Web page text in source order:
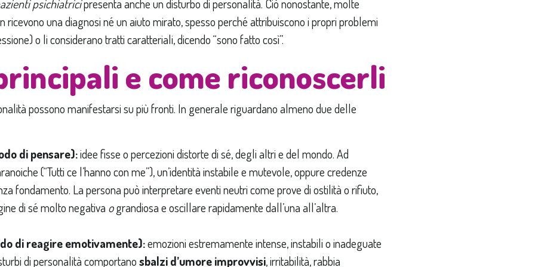
psichiatricipresenta anche un disturbo di personalità. Ciò nonostante, molte
ricevono una diagnosi né un aiuto mirato, spesso perché attribuiscono i propri problemi
o li considerano tratti caratteriali, dicendo “sono fatto così”.
e come riconoscerli
possono manifestarsi su più fronti. In generale riguardano almeno due delle
di pensare):idee fisse o percezioni distorte di sé, degli altri e del mondo. Ad
(“Tutti ce l’hanno con me”), un’identità instabile e mutevole, oppure credenze
fondamento. La persona può interpretare eventi neutri come prove di ostilità o rifiuto,
di sé molto negativa ograndiosa e oscillare rapidamente dall’una all’altra.
di reagire emotivamente):emozioni estremamente intense, instabili o inadeguate
di personalità comportanosbalzi d’umore improvvisi, irritabilità, rabbia